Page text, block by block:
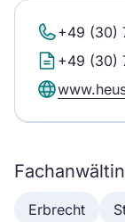
+49 (30)
+49 (30)
Erbrecht